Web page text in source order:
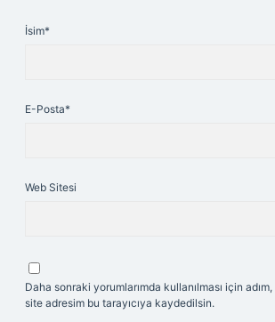
İsim*
E-Posta*
Web Sitesi
Daha sonraki yorumlarımda kullanılması için
site adresim bu tarayıcıya kaydedilsin.